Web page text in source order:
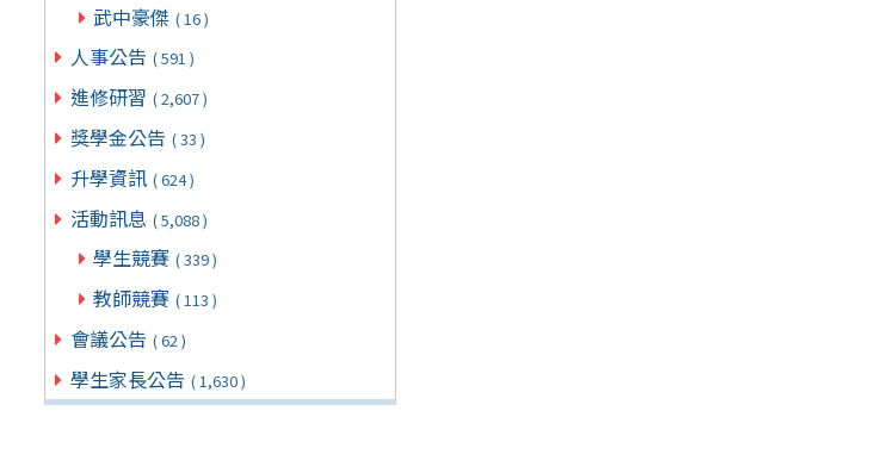
武中豪傑 ( 16 )
人事公告 ( 591 )
進修研習 ( 2,607 )
獎學金公告 ( 33 )
升學資訊 ( 624 )
活動訊息 ( 5,088 )
學生競賽 ( 339 )
教師競賽 ( 113 )
會議公告 ( 62 )
學生家長公告 ( 1,630 )